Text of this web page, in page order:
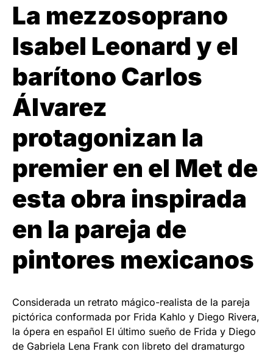
La mezzosoprano
Isabel Leonard y el
barítono Carlos
Álvarez
protagonizan la
premier en el Met de
esta obra inspirada
en la pareja de
pintores mexicanos
Considerada un retrato mágico-realista de la pareja
pictórica conformada por Frida Kahlo y Diego Rivera,
la ópera en español El último sueño de Frida y Diego
de Gabriela Lena Frank con libreto del dramaturgo